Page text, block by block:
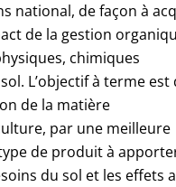
national, de façon à
de la gestion
chimiques
L’objectif à terme est
de la matière
par une meilleure
de produit à
du sol et les effets